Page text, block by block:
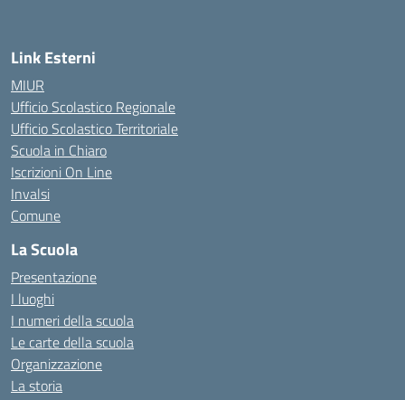
Link Esterni
MIUR
Ufficio Scolastico Regionale
Ufficio Scolastico Territoriale
Scuola in Chiaro
Iscrizioni On Line
Invalsi
Comune
La Scuola
Presentazione
I luoghi
I numeri della scuola
Le carte della scuola
Organizzazione
La storia